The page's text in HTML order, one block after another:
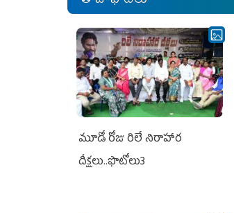
మూడో రోజు రిలే నిరాహార
దీక్షలు..ఫొటోలు3